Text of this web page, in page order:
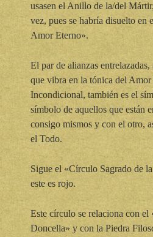
usasen el Anillo de la/del
vez, pues se habría disuelto en
Amor Eterno».
El par de alianzas
que vibra en la tónica del
Incondicional, también es el
símbolo de aquellos que están
consigo mismos y con el otro,
el Todo.
Sigue el «Círculo Sagrado de
este es rojo.
Este círculo se relaciona con
Doncella» y con la Piedra